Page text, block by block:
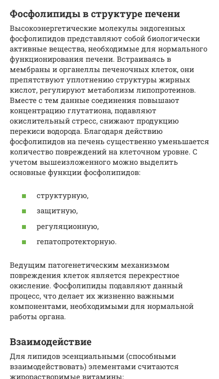
Фосфолипиды в структуре печени
Высокоэнергетические молекулы эндогенных
фосфолипидов представляют собой биологически
активные вещества, необходимые для нормального
функционирования печени. Встраиваясь в
мембраны и органеллы печеночных клеток, они
препятствуют уплотнению структуры жирных
кислот, регулируют метаболизм липопротеинов.
Вместе с тем данные соединения повышают
концентрацию глутатиона, подавляют
окислительный стресс, снижают продукцию
перекиси водорода. Благодаря действию
фосфолипидов на печень существенно уменьшается
количество повреждений на клеточном уровне. С
учетом вышеизложенного можно выделить
основные функции фосфолипидов:
структурную,
защитную,
регуляционную,
гепатопротекторную.
Ведущим патогенетическим механизмом
повреждения клеток является перекрестное
окисление. Фосфолипиды подавляют данный
процесс, что делает их жизненно важными
компонентами, необходимыми для нормальной
работы органа.
Взаимодействие
Для липидов эсенциальными (способными
взаимодействовать) элементами считаются
жирорастворимые витамины: